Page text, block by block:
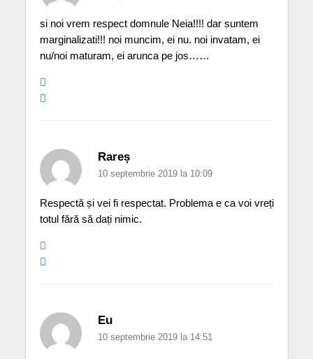
si noi vrem respect domnule Neia!!!! dar suntem
marginalizati!!! noi muncim, ei nu. noi invatam, ei
nu/noi maturam, ei arunca pe jos……
Rareș
10 septembrie 2019 la 10:09
Respectă și vei fi respectat. Problema e ca voi vreți
totul fără să dați nimic.
Eu
10 septembrie 2019 la 14:51